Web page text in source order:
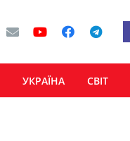
УКРАЇНА СВІТ